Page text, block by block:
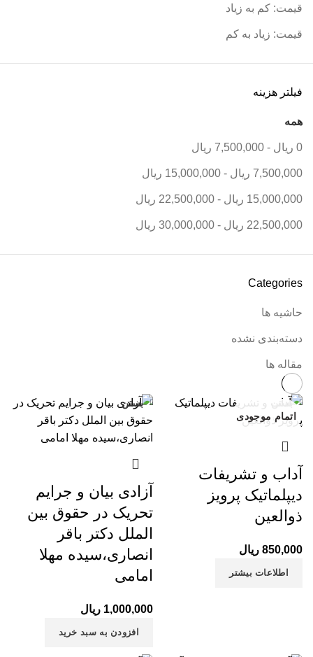
قیمت: کم به زیاد
قیمت: زیاد به کم
فیلتر هزینه
همه
0 ریال -
7,500,000 ریال
7,500,000 ریال -
15,000,000 ریال
15,000,000 ریال -
22,500,000 ریال
22,500,000 ریال -
30,000,000 ریال
Categories
حاشیه ها
دسته‌بندی نشده
مقاله ها
اتمام موجودی
بستن
آداب و تشریفات
دیپلماتیک پرویز
ذوالعین
850,000 ریال
اطلاعات بیشتر
بستن
آزادی بیان و جرایم
تحریک در حقوق بین
الملل دکتر باقر
انصاری،سیده مهلا
امامی
1,000,000 ریال
افزودن به سبد خرید